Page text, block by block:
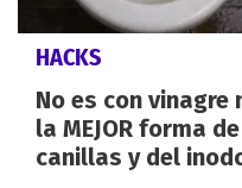
HACKS
No es con
la MEJOR forma
canillas y del